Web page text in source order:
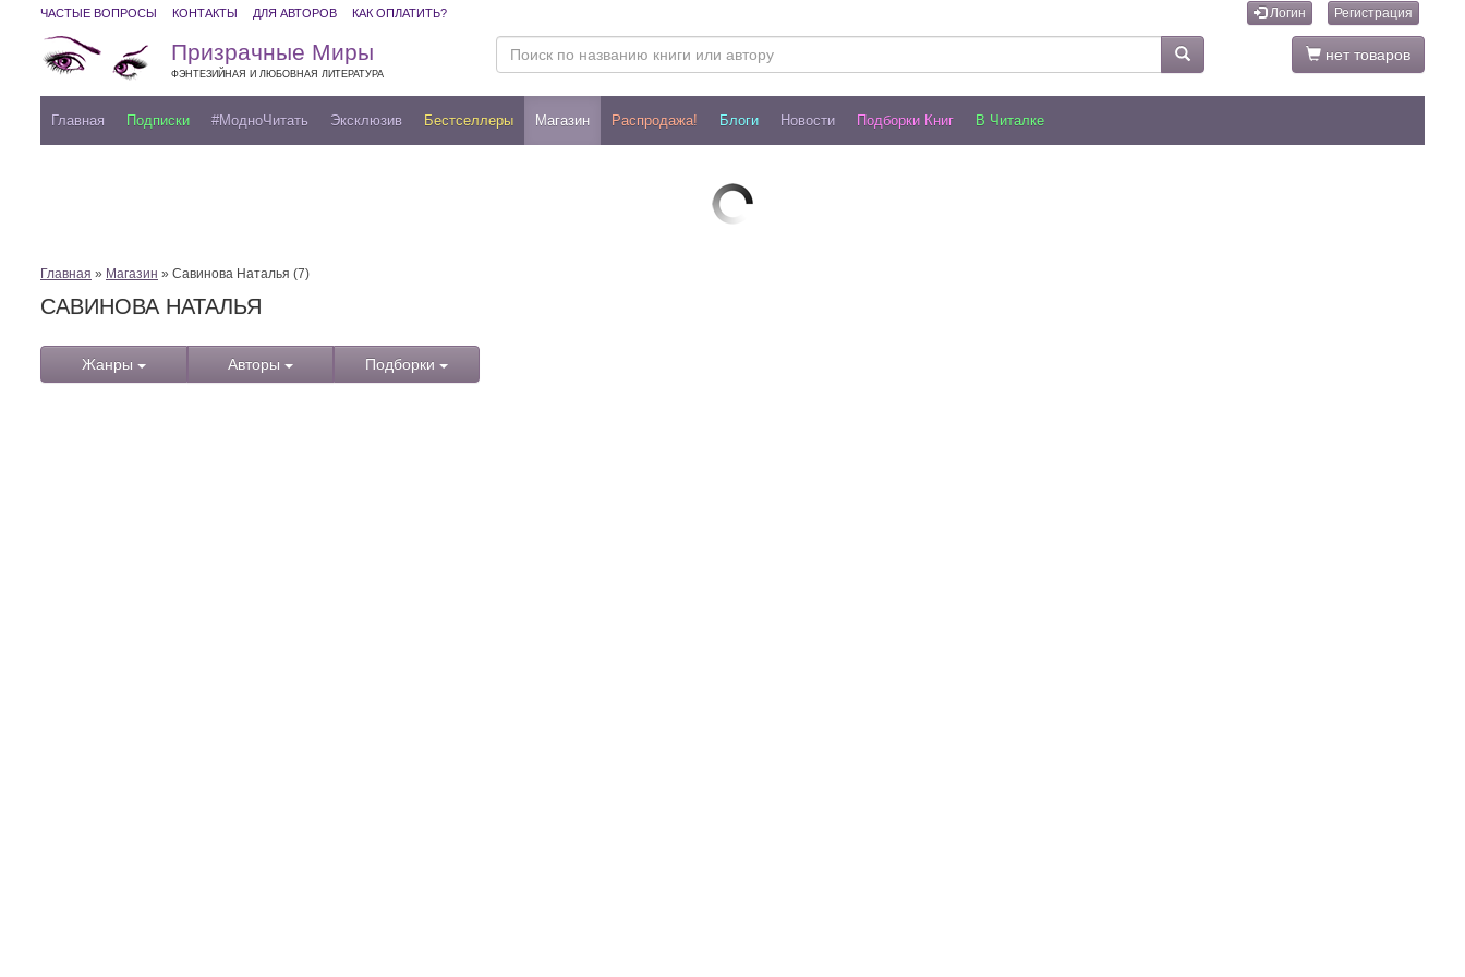
ЧАСТЫЕ ВОПРОСЫ КОНТАКТЫ ДЛЯ АВТОРОВ КАК ОПЛАТИТЬ? Логин Регистрация
Призрачные Миры
ФЭНТЕЗИЙНАЯ И ЛЮБОВНАЯ ЛИТЕРАТУРА
нет товаров
Главная Подписки #МодноЧитать Эксклюзив Бестселлеры Магазин Распродажа! Блоги Новости Подборки Книг В Читалке
Главная » Магазин » Савинова Наталья (7)
САВИНОВА НАТАЛЬЯ
Жанры Авторы Подборки